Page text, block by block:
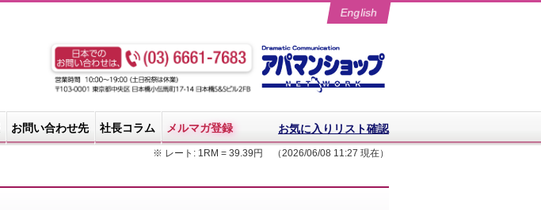
English
お問い合わせ先 社長コラム メルマガ登録 お気に入りリスト確認
※ レート: 1RM = 39.39円 （2026/06/08 11:27 現在）